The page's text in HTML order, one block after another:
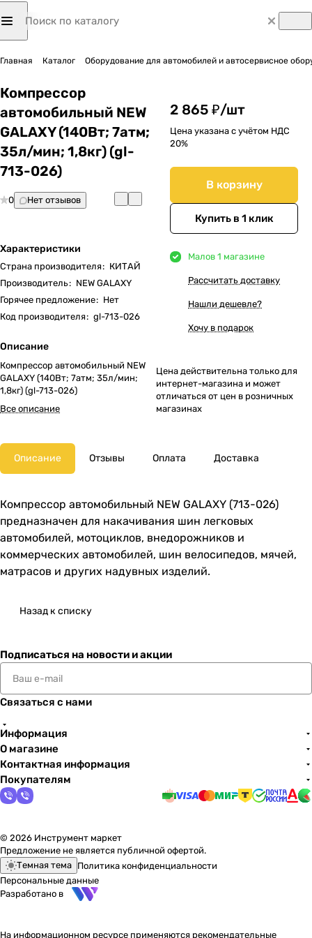
Главная Каталог Оборудование для автомобилей и автосервисное
Компрессор
автомобильный NEW
GALAXY (140Вт; 7атм;
35л/мин; 1,8кг) (gl-
713-026)
0 Нет отзывов
Характеристики
Страна производителя: КИТАЙ
Производитель: NEW GALAXY
Горячее предложение: Нет
Код производителя: gl-713-026
Описание
Компрессор автомобильный NEW
GALAXY (140Вт; 7атм; 35л/мин;
1,8кг) (gl-713-026)
Все описание
2 865 ₽/шт
Цена указана с учётом НДС
20%
В корзину
Купить в 1 клик
Малов 1 магазине
Рассчитать доставку
Нашли дешевле?
Хочу в подарок
Цена действительна только для
интернет-магазина и может
отличаться от цен в розничных
магазинах
Описание Отзывы Оплата Доставка
Компрессор автомобильный NEW GALAXY (713-026)
предназначен для накачивания шин легковых
автомобилей, мотоциклов, внедорожников и
коммерческих автомобилей, шин велосипедов, мячей,
матрасов и других надувных изделий.
Назад к списку
Подписаться на новости и акции
Связаться с нами
Информация
О магазине
Контактная информация
Покупателям
© 2026 Инструмент маркет
Предложение не является публичной офертой.
Темная тема Политика конфиденциальности
Персональные данные
Разработано в
На информационном ресурсе применяются рекомендательные